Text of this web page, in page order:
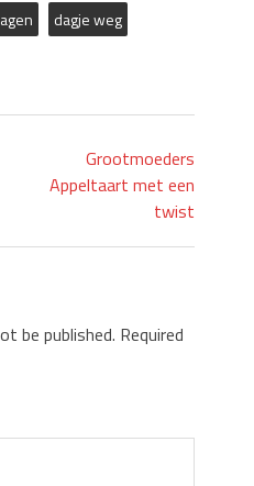
dagje weg
Grootmoeders
Appeltaart met een
twist
be published. Required